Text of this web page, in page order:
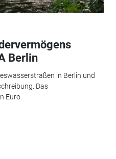
Berlin
in Berlin und
Das
Euro.